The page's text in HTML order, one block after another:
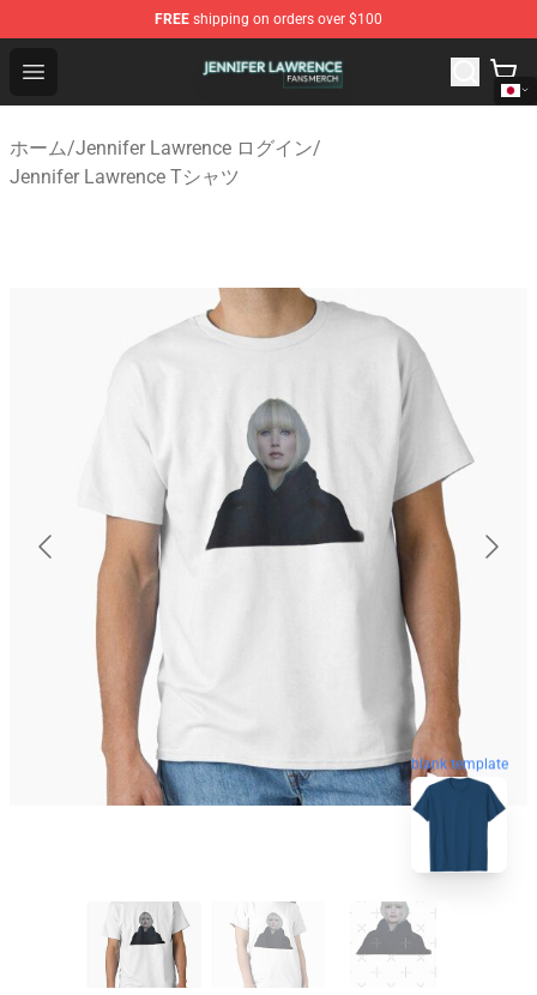
FREE shipping on orders over $100
Open menu
Jennifer Lawrence Shop - Official Jennifer Lawrence
ホーム/Jennifer Lawrence ログイン/
Jennifer Lawrence Tシャツ
blank template